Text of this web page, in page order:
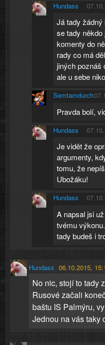
Hundass
Já tady žádný
se tady
komenty do
rady co má
jiných poznáš
ale u sebe
Semtamdurch
Pravda bolí,
Hundass
Je vidět že
argumenty,
tomu, že
Ubožáku!
Hundass
A napsal jsi
tvému
tady budeš i
Hundass 06.10.2015,
No nic, stojí to tady
Rusové začali
baštu IS Palmýru,
Jednou na vás taky